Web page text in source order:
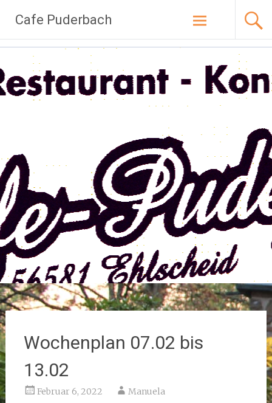
Inhalt
springen
Cafe Puderbach
Wochenplan 07.02 bis
13.02
Februar 6, 2022 Manuela